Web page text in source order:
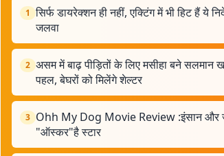
1 सिर्फ डायरेक्शन ही नहीं, एक्टिंग में भी हिट हैं
जलवा
2 असम में बाढ़ पीड़ितों के लिए मसीहा बने
पहल, बेघरों को मिलेंगे शेल्टर
3 Ohh My Dog Movie Review :इंसान और
"ऑस्कर"है स्टार